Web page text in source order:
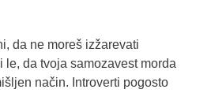
da ne moreš izžarevati
le, da tvoja samozavest morda
način. Introverti pogosto